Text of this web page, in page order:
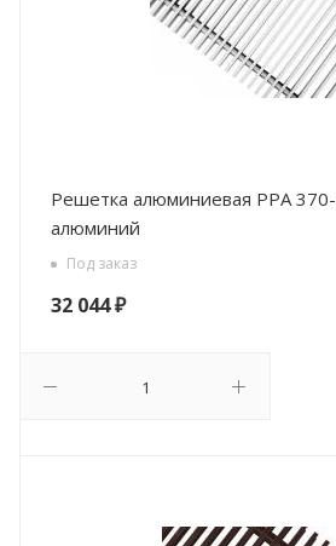
Решетка алюминиевая PPA 370-4500 цвет
алюминий
Под заказ
32 044₽